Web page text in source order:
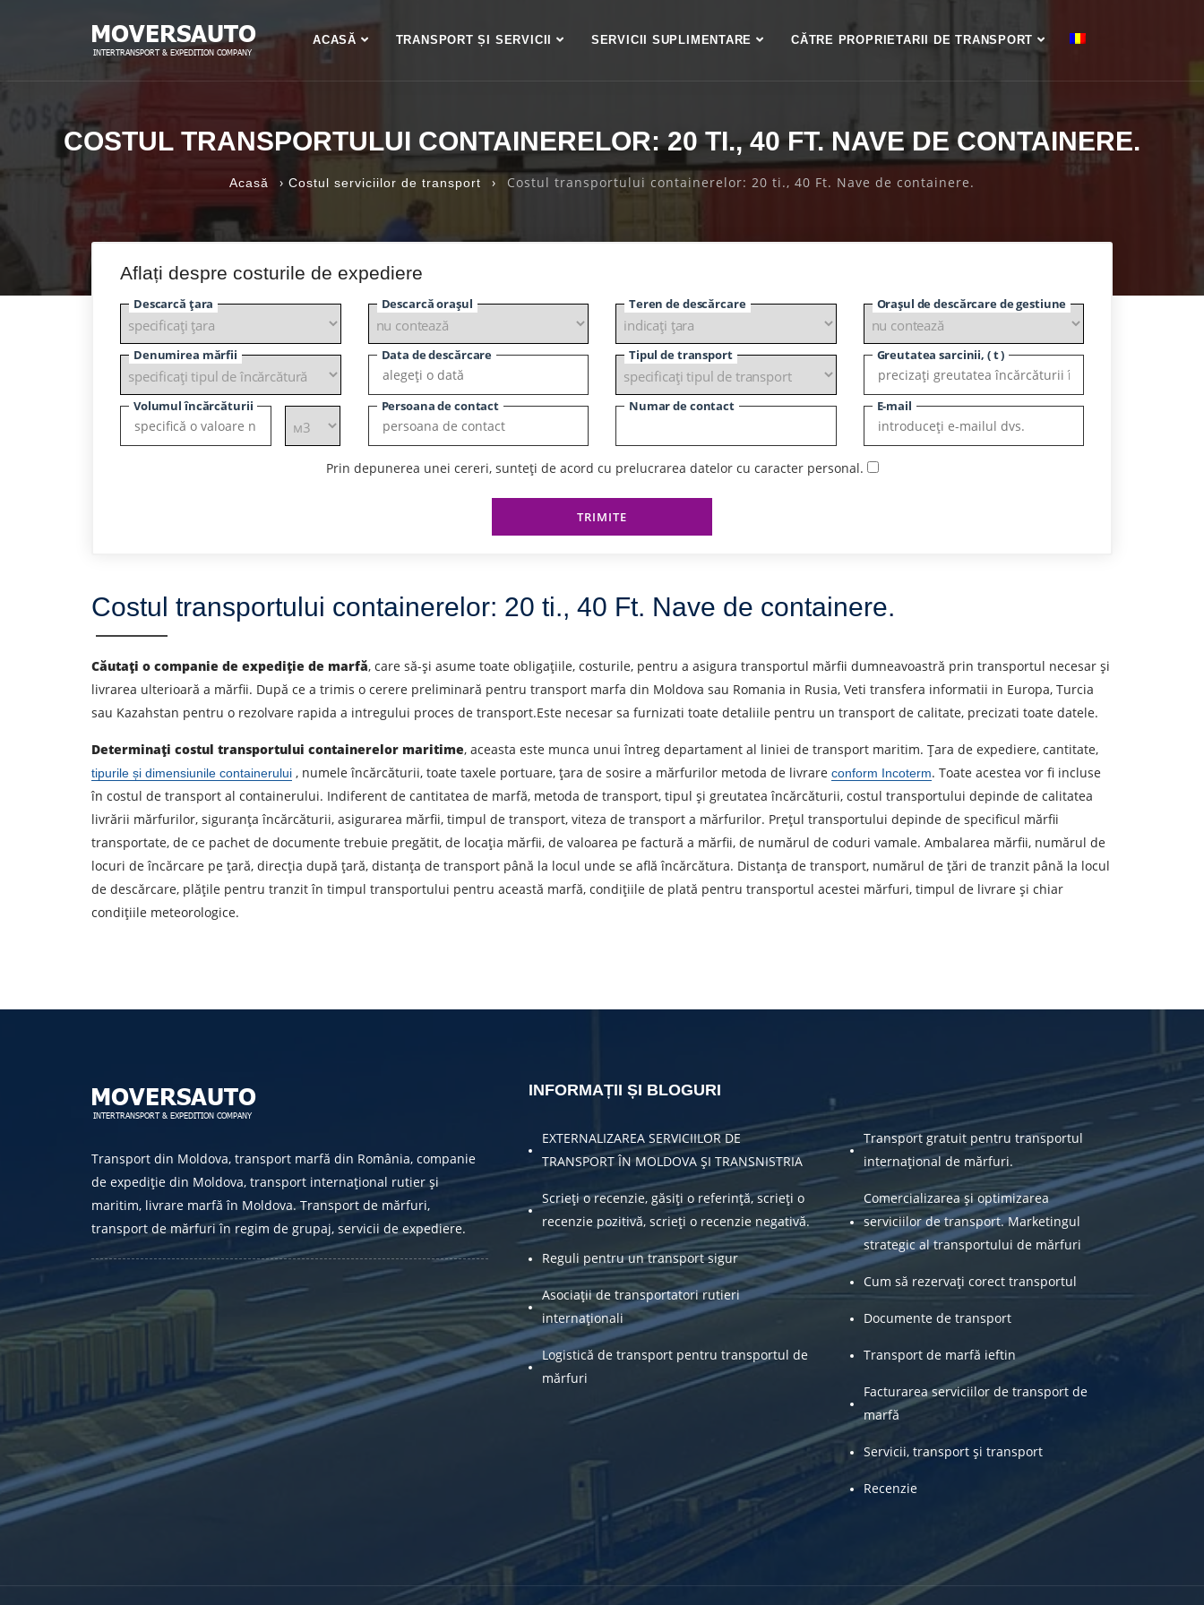
ACASĂ TRANSPORT ȘI SERVICII SERVICII SUPLIMENTARE CĂTRE PROPRIETARII DE TRANSPORT
COSTUL TRANSPORTULUI CONTAINERELOR: 20 TI., 40 FT. NAVE DE CONTAINERE.
Acasă › Costul serviciilor de transport › Costul transportului containerelor: 20 ti., 40 Ft. Nave de containere.
Aflați despre costurile de expediere
Descarcă țara Descarcă orașul Teren de descărcare Orașul de descărcare de gestiune
Denumirea mărfii Data de descărcare Tipul de transport Greutatea sarcinii, ( t )
Volumul încărcăturii Persoana de contact Numar de contact E-mail
Prin depunerea unei cereri, sunteți de acord cu prelucrarea datelor cu caracter personal.
TRIMITE
Costul transportului containerelor: 20 ti., 40 Ft. Nave de containere.
Căutați o companie de expediție de marfă, care să-și asume toate obligațiile, costurile, pentru a asigura transportul mărfii dumneavoastră prin transportul necesar și
livrarea ulterioară a mărfii. După ce a trimis o cerere preliminară pentru transport marfa din Moldova sau Romania in Rusia, Veti transfera informatii in Europa, Turcia
sau Kazahstan pentru o rezolvare rapida a intregului proces de transport.Este necesar sa furnizati toate detaliile pentru un transport de calitate, precizati toate datele.
Determinați costul transportului containerelor maritime, aceasta este munca unui întreg departament al liniei de transport maritim. Țara de expediere, cantitate,
tipurile și dimensiunile containerului , numele încărcăturii, toate taxele portuare, țara de sosire a mărfurilor metoda de livrare conform Incoterm. Toate acestea vor fi incluse
în costul de transport al containerului. Indiferent de cantitatea de marfă, metoda de transport, tipul și greutatea încărcăturii, costul transportului depinde de calitatea
livrării mărfurilor, siguranța încărcăturii, asigurarea mărfii, timpul de transport, viteza de transport a mărfurilor. Prețul transportului depinde de specificul mărfii
transportate, de ce pachet de documente trebuie pregătit, de locația mărfii, de valoarea pe factură a mărfii, de numărul de coduri vamale. Ambalarea mărfii, numărul de
locuri de încărcare pe țară, direcția după țară, distanța de transport până la locul unde se află încărcătura. Distanța de transport, numărul de țări de tranzit până la locul
de descărcare, plățile pentru tranzit în timpul transportului pentru această marfă, condițiile de plată pentru transportul acestei mărfuri, timpul de livrare și chiar
condițiile meteorologice.
Transport din Moldova, transport marfă din România, companie
de expediție din Moldova, transport internațional rutier și
maritim, livrare marfă în Moldova. Transport de mărfuri,
transport de mărfuri în regim de grupaj, servicii de expediere.
INFORMAȚII ȘI BLOGURI
EXTERNALIZAREA SERVICIILOR DE
TRANSPORT ÎN MOLDOVA ȘI TRANSNISTRIA
Scrieți o recenzie, găsiți o referință, scrieți o
recenzie pozitivă, scrieți o recenzie negativă.
Reguli pentru un transport sigur
Asociații de transportatori rutieri
internaționali
Logistică de transport pentru transportul de
mărfuri
Transport gratuit pentru transportul
internațional de mărfuri.
Comercializarea și optimizarea
serviciilor de transport. Marketingul
strategic al transportului de mărfuri
Cum să rezervați corect transportul
Documente de transport
Transport de marfă ieftin
Facturarea serviciilor de transport de
marfă
Servicii, transport și transport
Recenzie
Aflați despre costurile de expediere
Descarcă țara Descarcă orașul Teren de descărcare
Orașul de descărcare de gestiune Denumirea mărfii Data de descărcare
Tipul de transport Greutatea sarcinii, ( t ) Volumul încărcăturii
Prin depunerea unei cereri, sunteți de acord cu prelucrarea datelor cu caracter personal.